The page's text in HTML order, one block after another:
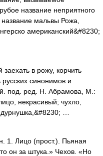
название неприятного
мальвы Рожа,
американский&#8230;
в рожу, корчить
синонимов и
под. ред. Н. Абрамова, М.:
некрасивый; чухло,
…
Лицо (прост.). Пьяная
он за штука.» Чехов. «Но